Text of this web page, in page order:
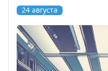
24 августа